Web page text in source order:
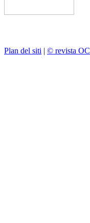
Plan del siti | © revista OC